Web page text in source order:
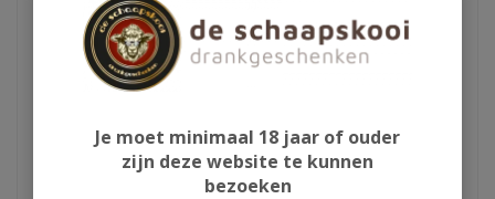
Je moet minimaal 18 jaar of ouder
zijn deze website te kunnen
bezoeken